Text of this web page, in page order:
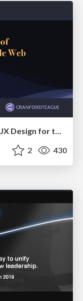
2 430